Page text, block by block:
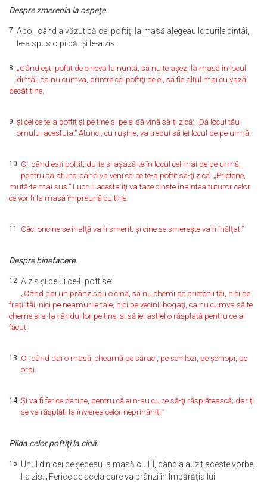
Despre zmerenia la ospeţe.
7 Apoi, când a văzut că cei poftiţi la masă alegeau locurile dintâi,
le-a spus o pildă. Şi le-a zis:
8 „Când eşti poftit de cineva la nuntă, să nu te aşezi la masă în locul
dintâi; ca nu cumva, printre cei poftiţi de el, să fie altul mai cu vază
decât tine,
9 şi cel ce te-a poftit şi pe tine şi pe el să vină să-ţi zică: „Dă locul tău
omului acestuia.” Atunci, cu ruşine, va trebui să iei locul de pe urmă.
10 Ci, când eşti poftit, du-te şi aşază-te în locul cel mai de pe urmă;
pentru ca atunci când va veni cel ce te-a poftit să-ţi zică: „Prietene,
mută-te mai sus.” Lucrul acesta îţi va face cinste înaintea tuturor celor
ce vor fi la masă împreună cu tine.
11 Căci oricine se înalţă va fi smerit; şi cine se smereşte va fi înălţat.”
Despre binefacere.
12 A zis şi celui ce-L poftise:
„Când dai un prânz sau o cină, să nu chemi pe prietenii tăi, nici pe
fraţii tăi, nici pe neamurile tale, nici pe vecinii bogaţi, ca nu cumva să te
cheme şi ei la rândul lor pe tine, şi să iei astfel o răsplată pentru ce ai
făcut.
13 Ci, când dai o masă, cheamă pe săraci, pe schilozi, pe şchiopi, pe
orbi.
14 Şi va fi ferice de tine, pentru că ei n-au cu ce să-ţi răsplătească; dar ţi
se va răsplăti la învierea celor neprihăniţi.”
Pilda celor poftiţi la cină.
15 Unul din cei ce şedeau la masă cu El, când a auzit aceste vorbe,
I-a zis: „Ferice de acela care va prânzi în Împărăţia lui